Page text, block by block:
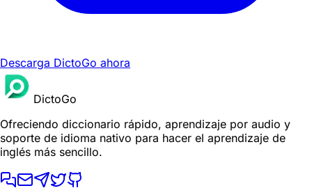
Descarga DictoGo ahora
DictoGo
Ofreciendo diccionario rápido, aprendizaje por audio y
soporte de idioma nativo para hacer el aprendizaje de
inglés más sencillo.